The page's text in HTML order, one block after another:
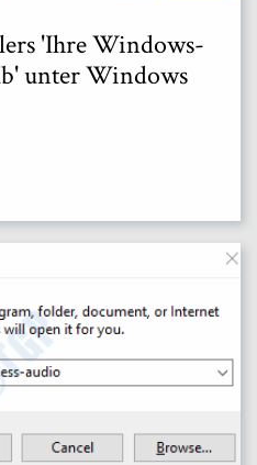
'Ihre Windows-
unter Windows